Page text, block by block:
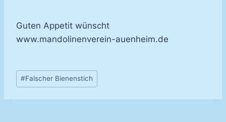
Guten Appetit wünscht
www.mandolinenverein-auenheim.de
Schlagworte:
#Falscher Bienenstich